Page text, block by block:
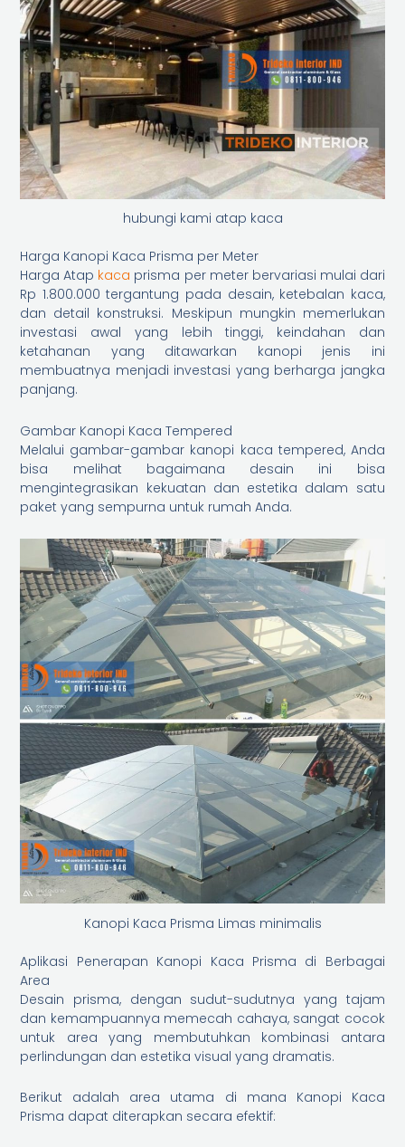
hubungi kami atap kaca
Harga Kanopi Kaca Prisma per Meter
Harga Atap kaca prisma per meter bervariasi mulai dari
Rp 1.800.000 tergantung pada desain, ketebalan kaca,
dan detail konstruksi. Meskipun mungkin memerlukan
investasi awal yang lebih tinggi, keindahan dan
ketahanan yang ditawarkan kanopi jenis ini
membuatnya menjadi investasi yang berharga jangka
panjang.
Gambar Kanopi Kaca Tempered
Melalui gambar-gambar kanopi kaca tempered, Anda
bisa melihat bagaimana desain ini bisa
mengintegrasikan kekuatan dan estetika dalam satu
paket yang sempurna untuk rumah Anda.
Kanopi Kaca Prisma Limas minimalis
Aplikasi Penerapan Kanopi Kaca Prisma di Berbagai
Area
Desain prisma, dengan sudut-sudutnya yang tajam
dan kemampuannya memecah cahaya, sangat cocok
untuk area yang membutuhkan kombinasi antara
perlindungan dan estetika visual yang dramatis.
Berikut adalah area utama di mana Kanopi Kaca
Prisma dapat diterapkan secara efektif: